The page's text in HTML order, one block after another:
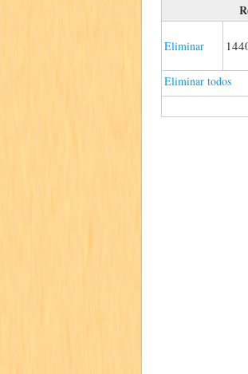
Eliminar
Eliminar todos